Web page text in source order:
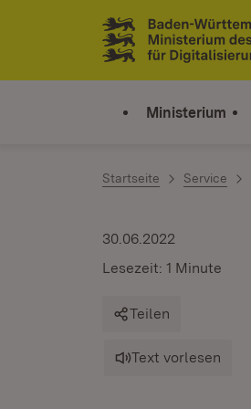
Zum Inhalt springen
Link zur Startseite
Ministerium
Startseite Service
30.06.2022
Lesezeit: 1 Minute
Teilen
Text vorlesen